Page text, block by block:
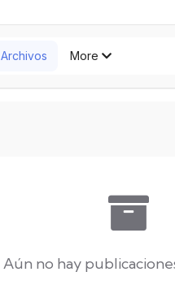
Archivos More
Aún no hay